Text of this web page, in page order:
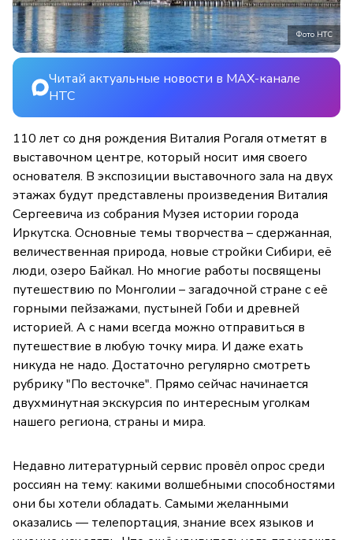
Фото НТС
Читай актуальные новости в MAX-канале
НТС
110 лет со дня рождения Виталия Рогаля отметят в
выставочном центре, который носит имя своего
основателя. В экспозиции выставочного зала на двух
этажах будут представлены произведения Виталия
Сергеевича из собрания Музея истории города
Иркутска. Основные темы творчества – сдержанная,
величественная природа, новые стройки Сибири, её
люди, озеро Байкал. Но многие работы посвящены
путешествию по Монголии – загадочной стране с её
горными пейзажами, пустыней Гоби и древней
историей. А с нами всегда можно отправиться в
путешествие в любую точку мира. И даже ехать
никуда не надо. Достаточно регулярно смотреть
рубрику "По весточке". Прямо сейчас начинается
двухминутная экскурсия по интересным уголкам
нашего региона, страны и мира.
Недавно литературный сервис провёл опрос среди
россиян на тему: какими волшебными способностями
они бы хотели обладать. Самыми желанными
оказались — телепортация, знание всех языков и